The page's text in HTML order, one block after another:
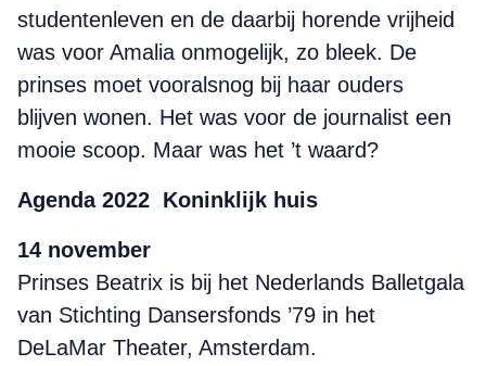
studentenleven en de daarbij horende vrijheid
was voor Amalia onmogelijk, zo bleek. De
prinses moet vooralsnog bij haar ouders
blijven wonen. Het was voor de journalist een
mooie scoop. Maar was het ’t waard?
Agenda2022 Koninklijk huis
14 november
Prinses Beatrix is bij het Nederlands Balletgala
van Stichting Dansers­fonds ’79 in het
DeLaMar Theater, Amsterdam.